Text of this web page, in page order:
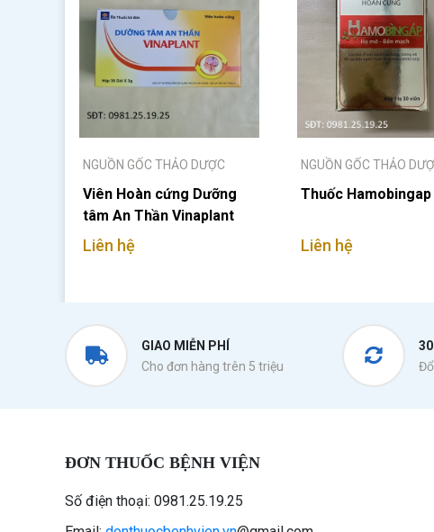
NGUỒN GỐC THẢO DƯỢC
Viên Hoàn cứng Dưỡng
tâm An Thần Vinaplant
Liên hệ
NGUỒN GỐC THẢO
Thuốc Hamobingap
Liên hệ
GIAO MIỄN PHÍ
Cho đơn hàng trên 5 triệu
ĐƠN THUỐC BỆNH VIỆN
Số điện thoại: 0981.25.19.25